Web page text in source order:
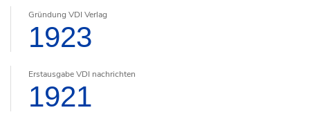
Gründung VDI Verlag
1923
Erstausgabe VDI nachrichten
1921